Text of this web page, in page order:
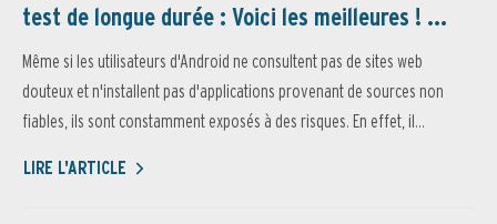
test de longue durée : Voici les meilleures ! ...
Même si les utilisateurs d'Android ne consultent pas de sites web
douteux et n'installent pas d'applications provenant de sources non
fiables, ils sont constamment exposés à des risques. En effet, il...
LIRE L'ARTICLE